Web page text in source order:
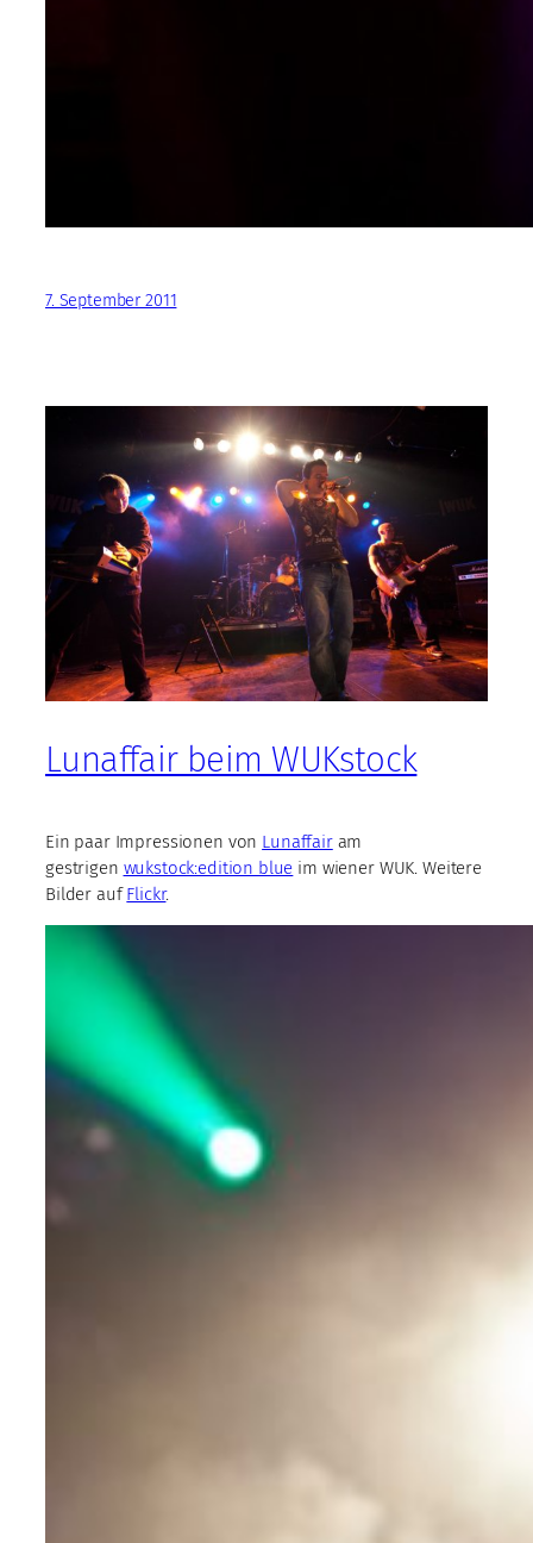
7. September 2011
Lunaffair beim WUKstock
Ein paar Impressionen von Lunaffairam
gestrigen wukstock:edition blue im wiener WUK. Weitere
Bilder aufFlickr.